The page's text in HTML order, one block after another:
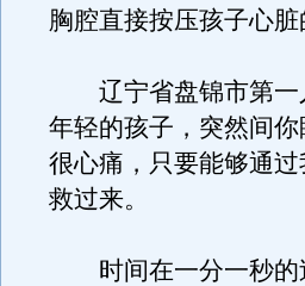
胸腔直接按压孩子心脏
辽宁省盘锦市第一
年轻的孩子，突然间
很心痛，只要能够通
救过来。
时间在一分一秒的